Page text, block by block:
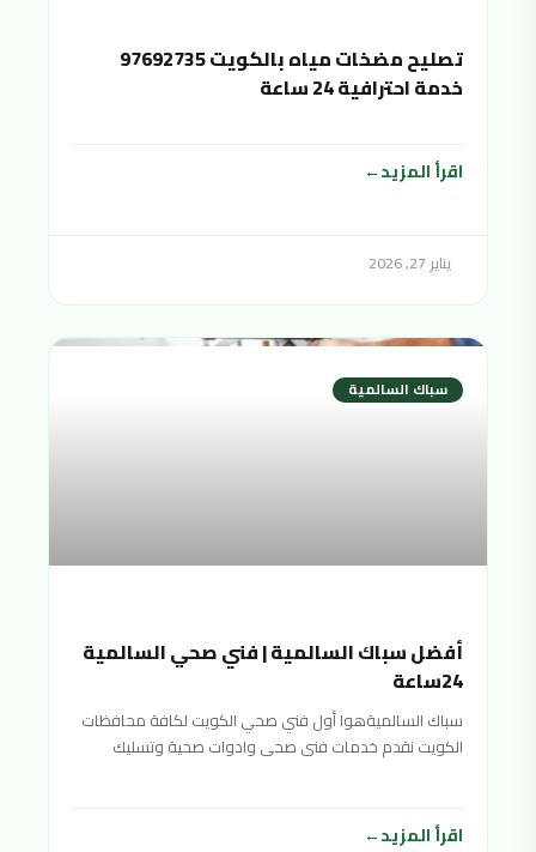
تصليح مضخات مياه بالكويت 97692735
خدمة احترافية 24 ساعة
اقرأ المزيد
يناير 27, 2026
سباك السالمية
أفضل سباك السالمية | فني صحي السالمية
24ساعة
سباك السالميةهوا أول فني صحي الكويت لكافة محافظات
الكويت نقدم خدمات فنى صحى وادوات صحية وتسليك
اقرأ المزيد